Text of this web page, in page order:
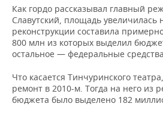
Как гордо рассказывал главный
Славутский, площадь увеличилась
реконструкции составила
800 млн из которых выделил
остальное — федеральные средства.
Что касается Тинчуринского
ремонт в 2010-м. Тогда на него из
бюджета было выделено 182